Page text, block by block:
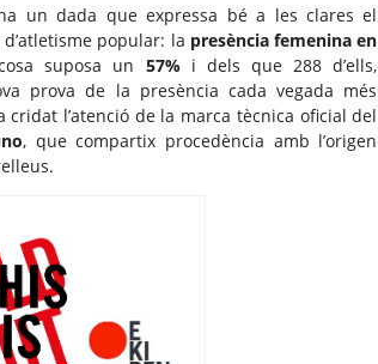
un dada que expressa bé a les clares el
popular: la presència femenina en
suposa un 57%i dels que 288 d’ells,
prova de la presència cada vegada més
l’atenció de la marca tècnica oficial del
, que compartix procedència amb l’origen